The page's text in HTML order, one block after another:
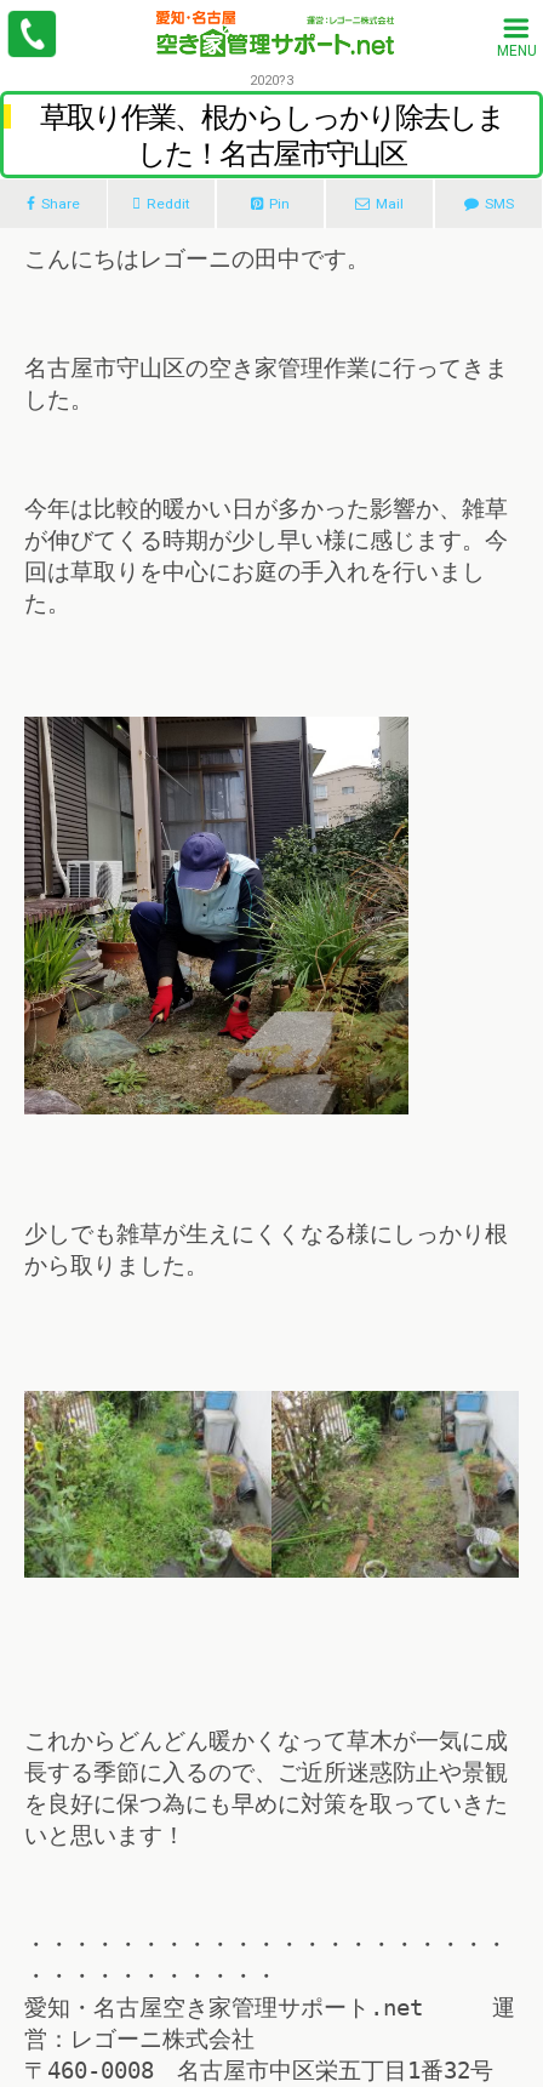
MENU
2020?3
草取り作業、根からしっかり除去しま
した！名古屋市守山区
Share Reddit Pin Mail SMS
こんにちはレゴーニの田中です。
名古屋市守山区の空き家管理作業に行ってきま
した。
今年は比較的暖かい日が多かった影響か、雑草
が伸びてくる時期が少し早い様に感じます。今
回は草取りを中心にお庭の手入れを行いまし
た。
少しでも雑草が生えにくくなる様にしっかり根
から取りました。
これからどんどん暖かくなって草木が一気に成
長する季節に入るので、ご近所迷惑防止や景観
を良好に保つ為にも早めに対策を取っていきた
いと思います！
・・・・・・・・・・・・・・・・・・・・・
・・・・・・・・・・・
愛知・名古屋空き家管理サポート.net 運
営：レゴーニ株式会社
〒460-0008 名古屋市中区栄五丁目1番32号